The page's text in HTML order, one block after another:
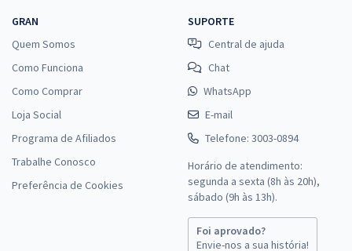
GRAN
Quem Somos
Como Funciona
Como Comprar
Loja Social
Programa de Afiliados
Trabalhe Conosco
Preferência de Cookies
SUPORTE
Central de ajuda
Chat
WhatsApp
E-mail
Telefone: 3003-0894
Horário de atendimento:
segunda a sexta (8h às 20h),
sábado (9h às 13h).
Foi aprovado?
Envie-nos a sua história!